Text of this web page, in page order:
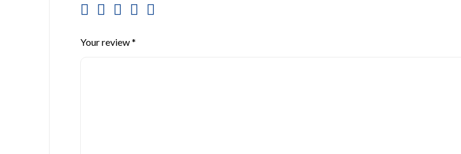
Your review*